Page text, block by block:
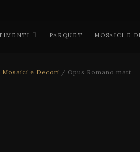
PARQUET MOSAICI E
Mosaici e Decori / Opus Romano matt